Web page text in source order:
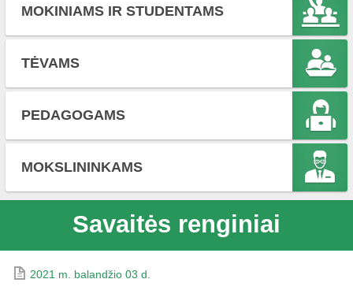
MOKINIAMS IR STUDENTAMS
TĖVAMS
PEDAGOGAMS
MOKSLININKAMS
Savaitės renginiai
2021 m. balandžio 03 d.